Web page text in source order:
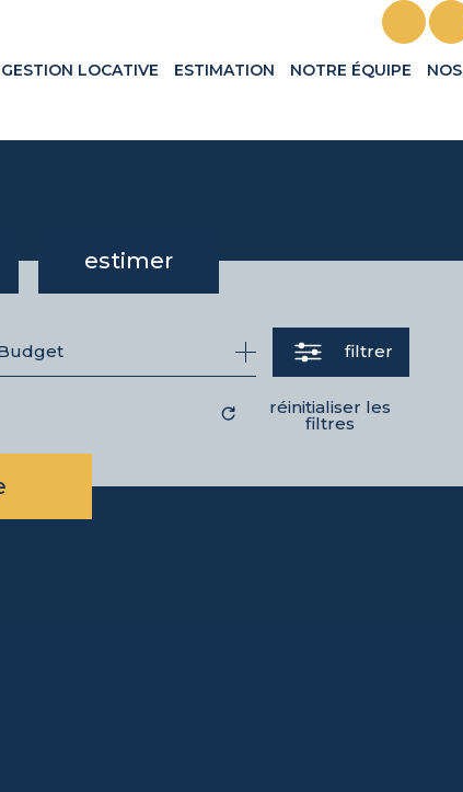
GESTION LOCATIVE ESTIMATION NOTRE ÉQUIPE
estimer
filtrer
réinitialiser les
filtres